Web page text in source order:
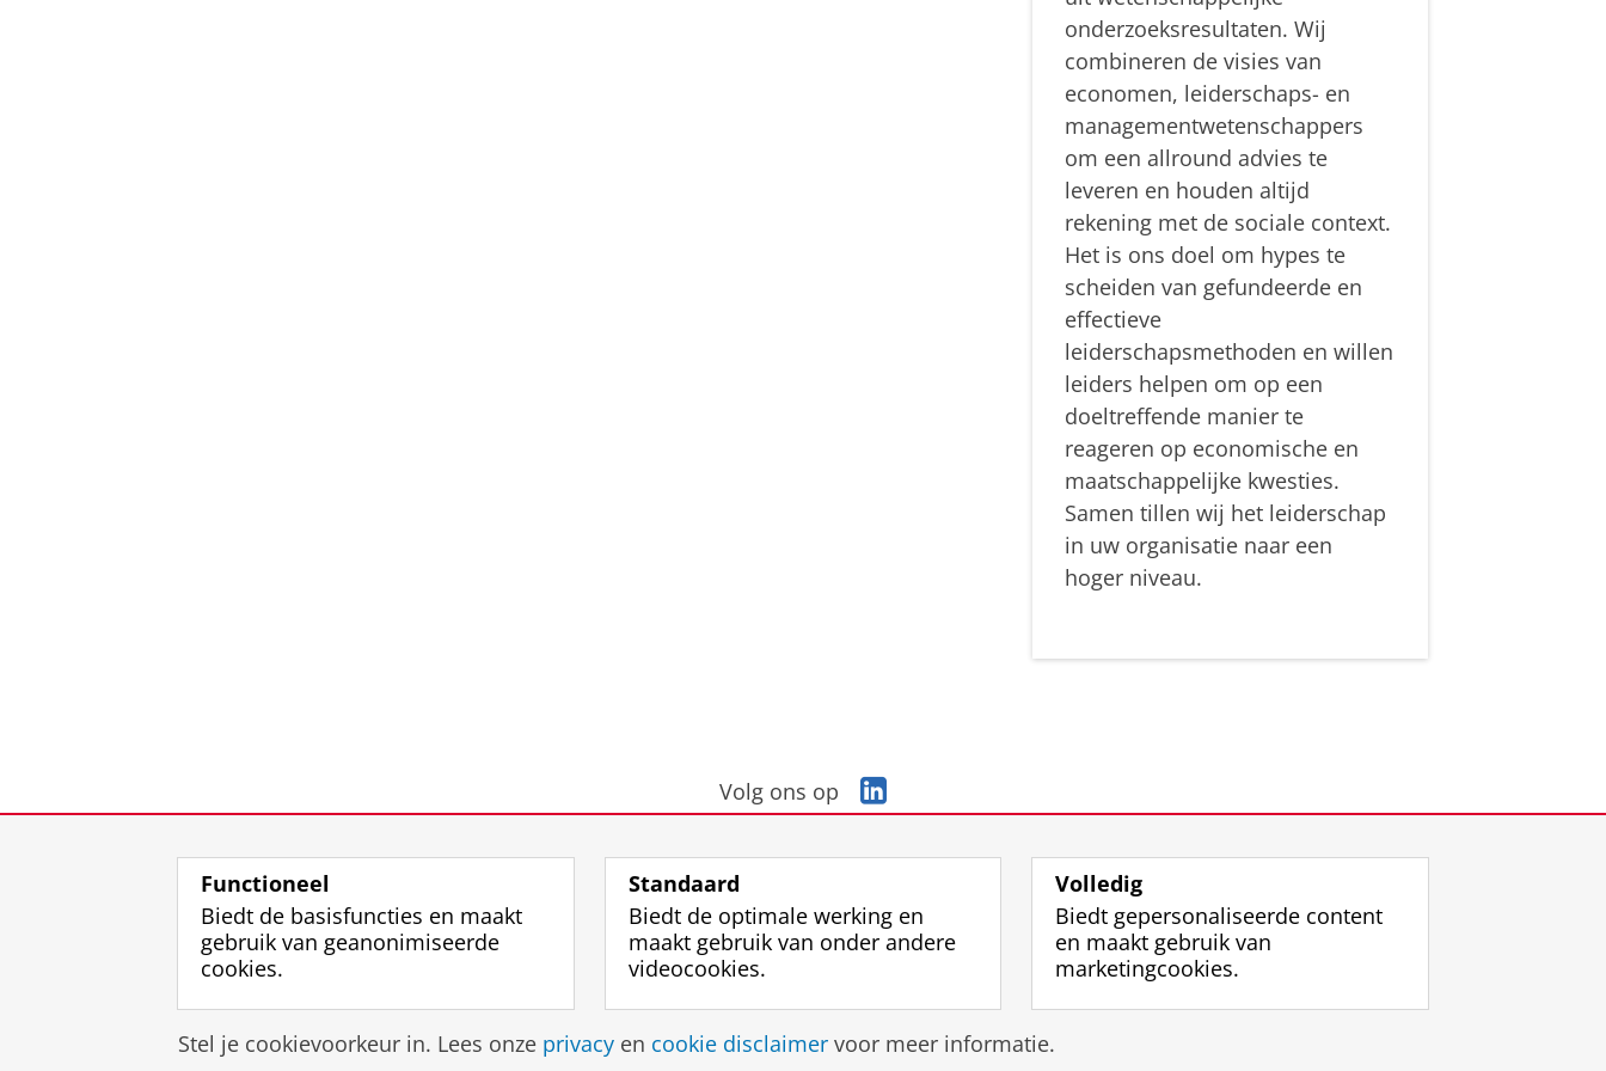
onderzoeksresultaten. Wij
combineren de visies van
economen, leiderschaps- en
managementwetenschappers
om een allround advies te
leveren en houden altijd
rekening met de sociale context.
Het is ons doel om hypes te
scheiden van gefundeerde en
effectieve
leiderschapsmethoden en willen
leiders helpen om op een
doeltreffende manier te
reageren op economische en
maatschappelijke kwesties.
Samen tillen wij het leiderschap
in uw organisatie naar een
hoger niveau.
Volg ons op
i
d
I
a
Disclaimer & Copyright Privacy Cookies Inloggen
Functioneel
Biedt de basisfuncties en maakt
gebruik van geanonimiseerde
cookies.
Standaard
Biedt de optimale werking en
maakt gebruik van onder andere
videocookies.
Volledig
Biedt gepersonaliseerde content
en maakt gebruik van
marketingcookies.
Stel je cookievoorkeur in. Lees onze privacy en cookie disclaimer voor meer informatie.